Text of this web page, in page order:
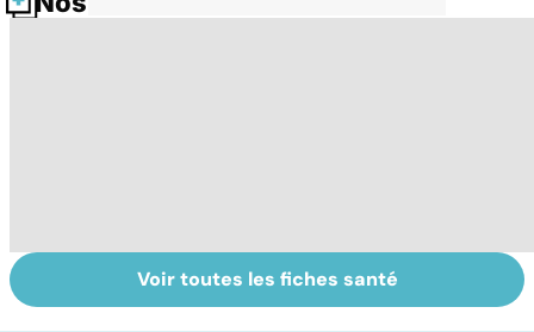
La tuberculose
pulmonaire
Tout savoir sur
les infections
Voir toutes les fiches santé